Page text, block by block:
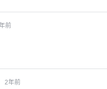
前
2年前